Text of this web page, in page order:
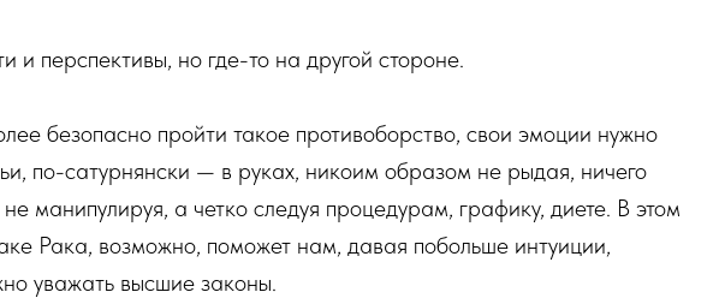
и перспективы, но где-то на другой стороне.
безопасно пройти такое противоборство, свои эмоции нужно
по-сатурнянски — в руках, никоим образом не рыдая, ничего
манипулируя, а четко следуя процедурам, графику, диете. В этом
Рака, возможно, поможет нам, давая побольше интуиции,
уважать высшие законы.